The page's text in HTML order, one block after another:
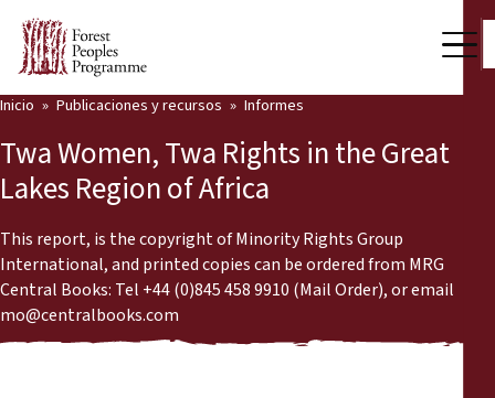
Nuestro trabajo
Voces comunitarias
Últimas noticias
Publicaciones y recursos
Back
Inicio Publicaciones y recursos Informes
Twa Women, Twa Rights in the Great
Lakes Region of Africa
This report, is the copyright of Minority Rights Group
International, and printed copies can be ordered from MRG
Central Books: Tel +44 (0)845 458 9910 (Mail Order), or email
mo@centralbooks.com